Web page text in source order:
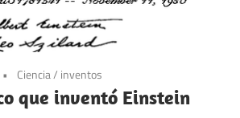
Ciencia/ inventos
que inventó Einstein